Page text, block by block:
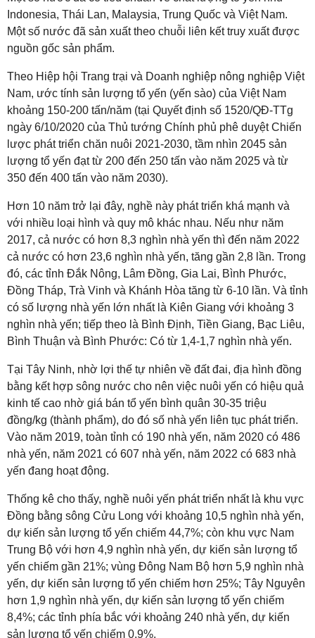
Indonesia, Thái Lan, Malaysia, Trung Quốc và Việt Nam.
Một số nước đã sản xuất theo chuỗi liên kết truy xuất được
nguồn gốc sản phẩm.
Theo Hiệp hội Trang trại và Doanh nghiệp nông nghiệp Việt
Nam, ước tính sản lượng tổ yến (yến sào) của Việt Nam
khoảng 150-200 tấn/năm (tại Quyết định số 1520/QĐ-TTg
ngày 6/10/2020 của Thủ tướng Chính phủ phê duyệt Chiến
lược phát triển chăn nuôi 2021-2030, tầm nhìn 2045 sản
lượng tổ yến đạt từ 200 đến 250 tấn vào năm 2025 và từ
350 đến 400 tấn vào năm 2030).
Hơn 10 năm trở lại đây, nghề này phát triển khá mạnh và
với nhiều loại hình và quy mô khác nhau. Nếu như năm
2017, cả nước có hơn 8,3 nghìn nhà yến thì đến năm 2022
cả nước có hơn 23,6 nghìn nhà yến, tăng gần 2,8 lần. Trong
đó, các tỉnh Đắk Nông, Lâm Đồng, Gia Lai, Bình Phước,
Đồng Tháp, Trà Vinh và Khánh Hòa tăng từ 6-10 lần. Và tỉnh
có số lượng nhà yến lớn nhất là Kiên Giang với khoảng 3
nghìn nhà yến; tiếp theo là Bình Định, Tiền Giang, Bạc Liêu,
Bình Thuận và Bình Phước: Có từ 1,4-1,7 nghìn nhà yến.
Tại Tây Ninh, nhờ lợi thế tự nhiên về đất đai, địa hình đồng
bằng kết hợp sông nước cho nên việc nuôi yến có hiệu quả
kinh tế cao nhờ giá bán tổ yến bình quân 30-35 triệu
đồng/kg (thành phẩm), do đó số nhà yến liên tục phát triển.
Vào năm 2019, toàn tỉnh có 190 nhà yến, năm 2020 có 486
nhà yến, năm 2021 có 607 nhà yến, năm 2022 có 683 nhà
yến đang hoạt động.
Thống kê cho thấy, nghề nuôi yến phát triển nhất là khu vực
Đồng bằng sông Cửu Long với khoảng 10,5 nghìn nhà yến,
dự kiến sản lượng tổ yến chiếm 44,7%; còn khu vực Nam
Trung Bộ với hơn 4,9 nghìn nhà yến, dự kiến sản lượng tổ
yến chiếm gần 21%; vùng Đông Nam Bộ hơn 5,9 nghìn nhà
yến, dự kiến sản lượng tổ yến chiếm hơn 25%; Tây Nguyên
hơn 1,9 nghìn nhà yến, dự kiến sản lượng tổ yến chiếm
8,4%; các tỉnh phía bắc với khoảng 240 nhà yến, dự kiến
sản lượng tổ yến chiếm 0,9%.